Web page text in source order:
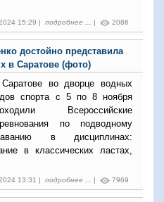
15:29 | подробнее ... | 2086
достойно представила
в Саратове (фото)
во дворце водных
спорта с 5 по 8 ноября
Всероссийские
по подводному
в дисциплинах:
в классических ластах,
13:31 | подробнее ... | 7969